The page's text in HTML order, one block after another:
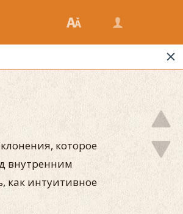
которое
внутренним
как интуитивное